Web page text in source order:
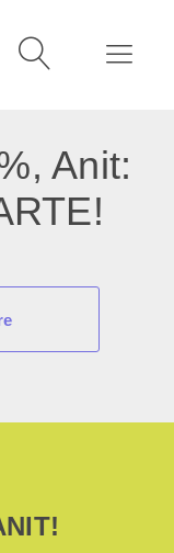
Anit: